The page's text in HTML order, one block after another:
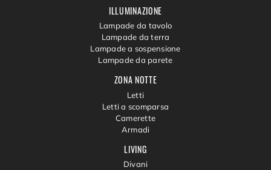
LIVING
Divani
ZONA NOTTE
Letti
Letti a scomparsa
Camerette
Armadi
ILLUMINAZIONE
Lampade da tavolo
Lampade da terra
Lampade a sospensione
Lampade da parete